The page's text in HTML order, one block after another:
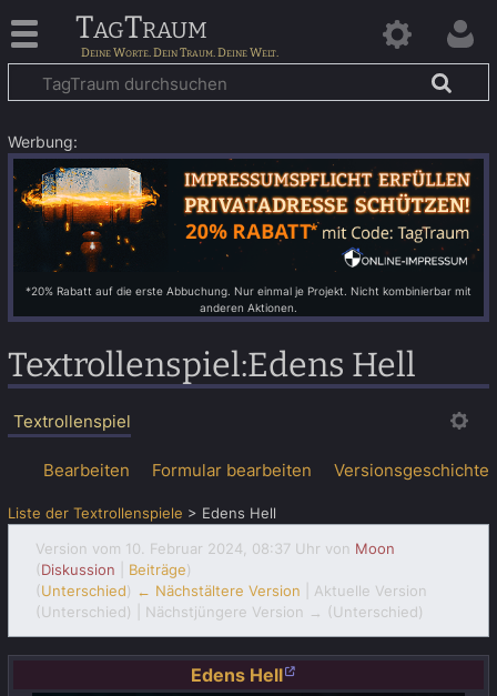
TagTraum
Werbung:
*20% Rabatt auf die erste Abbuchung. Nur einmal je Projekt. Nicht kombinierbar mit
anderen Aktionen.
Textrollenspiel:Edens Hell
Textrollenspiel
Bearbeiten Formular bearbeiten Versionsgeschichte
Liste der Textrollenspiele > Edens Hell
Version vom 10. Februar 2024, 08:37 Uhr von Moon
Diskussion Beiträge)
Unterschied) ← Nächstältere Version | Aktuelle Version
(Unterschied) | Nächstjüngere Version → (Unterschied)
Edens Hell